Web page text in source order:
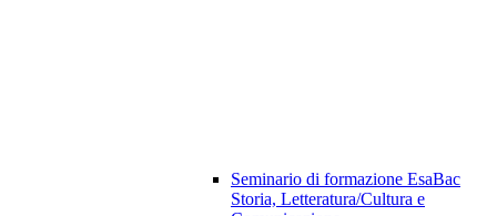
Seminario di formazione EsaBac
Storia, Letteratura/Cultura e